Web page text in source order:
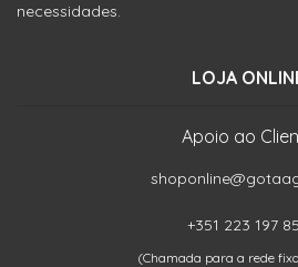
necessidades.
LOJA
Apoio ao
+351 223 197
(Chamada para a rede